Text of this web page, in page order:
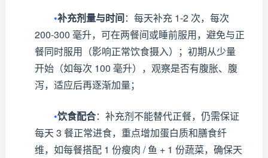
•补充剂量与时间：每天补充 1-2 次，每次
200-300 毫升，可在两餐间或睡前服用，避免与正
餐同时服用（影响正常饮食摄入）；初期从少量
开始（如每次 100 毫升），观察是否有腹胀、腹
泻，适应后再逐渐加量；
•饮食配合：补充剂不能替代正餐，仍需保证
每天 3 餐正常进食，重点增加蛋白质和膳食纤
维，如每餐搭配 1 份瘦肉 / 鱼 + 1 份蔬菜，确保天